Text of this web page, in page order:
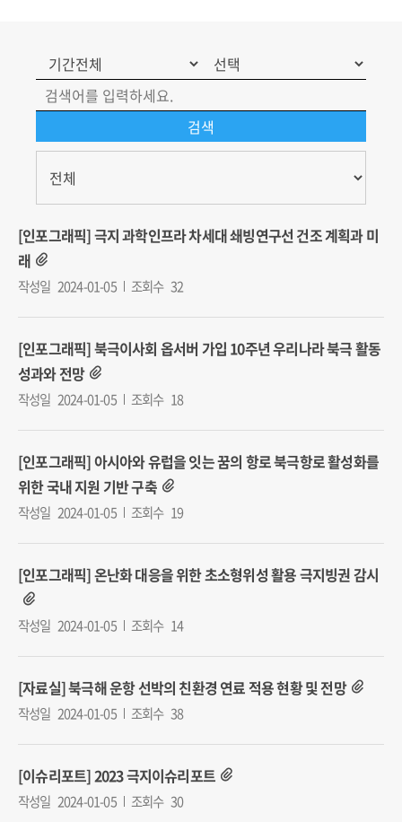
[인포그래픽] 극지 과학인프라 차세대 쇄빙연구선 건조 계획과 미
래
작성일 2024-01-05 조회수 32
[인포그래픽] 북극이사회 옵서버 가입 10주년 우리나라 북극 활동
성과와 전망
작성일 2024-01-05 조회수 18
[인포그래픽] 아시아와 유럽을 잇는 꿈의 항로 북극항로 활성화를
위한 국내 지원 기반 구축
작성일 2024-01-05 조회수 19
[인포그래픽] 온난화 대응을 위한 초소형위성 활용 극지빙권 감시
작성일 2024-01-05 조회수 14
[자료실] 북극해 운항 선박의 친환경 연료 적용 현황 및 전망
작성일 2024-01-05 조회수 38
[이슈리포트] 2023 극지이슈리포트
작성일 2024-01-05 조회수 30